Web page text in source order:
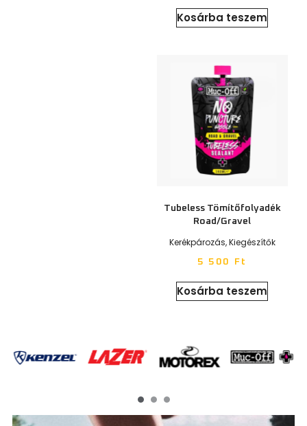
Kosárba teszem
Tubeless Tömítőfolyadék
Road/gravel
Kerékpározás,Kiegészítők
5 500 Ft
Kosárba teszem